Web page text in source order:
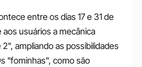
entre os dias 17 e 31 de
usuários a mecânica
2", ampliando as possibilidades
"fominhas", como são